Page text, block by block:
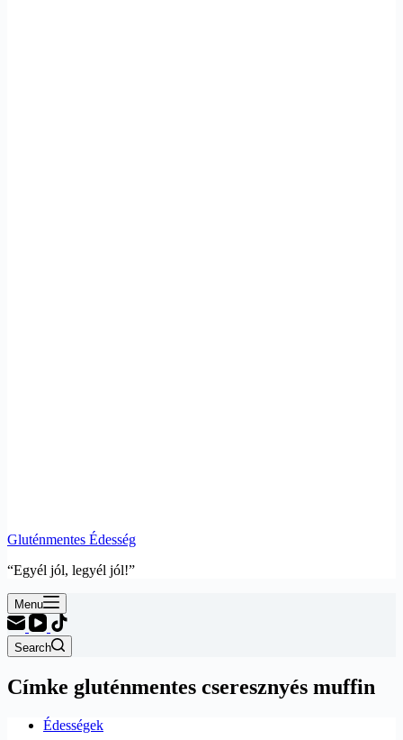
Gluténmentes Édesség
“Egyél jól, legyél jól!”
Menu
Search
Címke gluténmentes cseresznyés muffin
Édességek